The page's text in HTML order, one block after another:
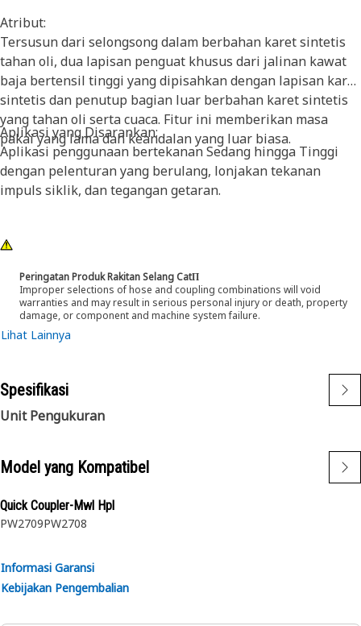
Atribut:
Tersusun dari selongsong dalam berbahan karet sintetis
tahan oli, dua lapisan penguat khusus dari jalinan kawat
baja bertensil tinggi yang dipisahkan dengan lapisan karet
sintetis dan penutup bagian luar berbahan karet sintetis
yang tahan oli serta cuaca. Fitur ini memberikan masa
pakai yang lama dan keandalan yang luar biasa.
Aplikasi yang Disarankan:
Aplikasi penggunaan bertekanan Sedang hingga Tinggi
dengan pelenturan yang berulang, lonjakan tekanan
impuls siklik, dan tegangan getaran.
Peringatan Produk Rakitan Selang CatΠ
Improper selections of hose and coupling combinations will void
warranties and may result in serious personal injury or death, property
damage, or component and machine system failure.
Lihat Lainnya
Spesifikasi
Unit Pengukuran
Model yang Kompatibel
Quick Coupler-Mwl Hpl
PW2709PW2708
Informasi Garansi
Kebijakan Pengembalian